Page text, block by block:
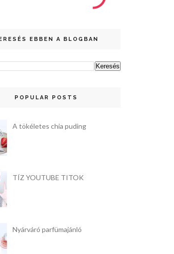
EBBEN A BLOGBAN
POPULAR POSTS
A tökéletes chia puding
TÍZ YOUTUBE TITOK
Nyárváró parfümajánló